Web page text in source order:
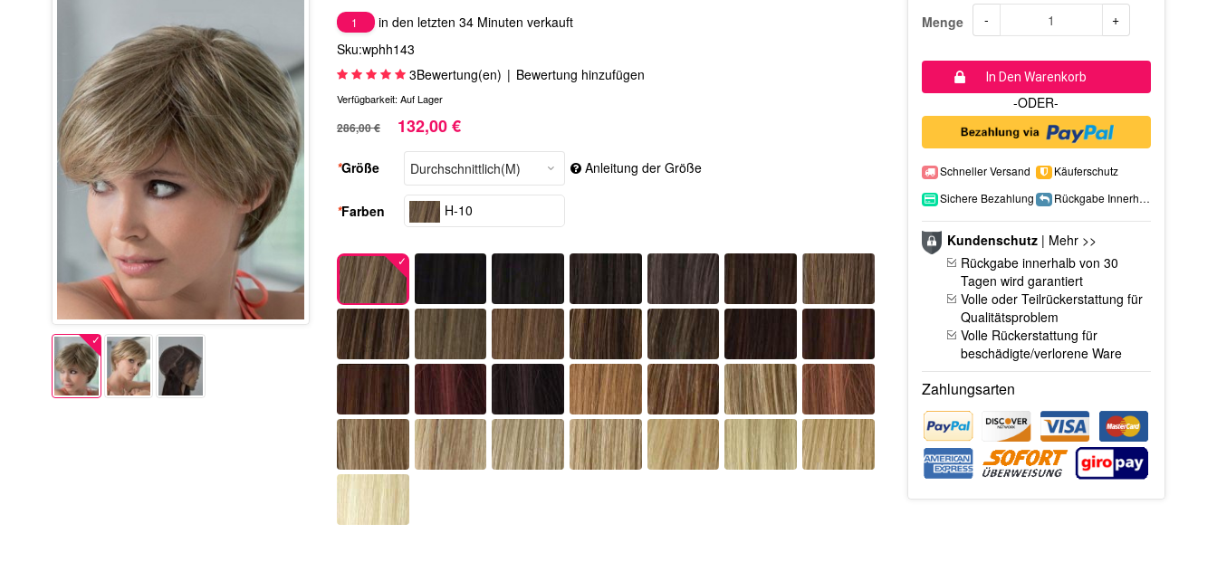
1
in den letzten 34 Minuten verkauft
Sku:wphh143
3Bewertung(en) | Bewertung hinzufügen
Verfügbarkeit: Auf Lager
286,00 € 132,00 €
*Größe Anleitung der Größe
*Farben H-10
Menge - +
In Den Warenkorb
-ODER-
Schneller Versand
Käuferschutz
Sichere Bezahlung
Rückgabe Innerhalb 15 Tage
Kundenschutz| Mehr >>
Rückgabe innerhalb von 30
Tagen wird garantiert
Volle oder Teilrückerstattung für
Qualitätsproblem
Volle Rückerstattung für
beschädigte/verlorene Ware
Zahlungsarten